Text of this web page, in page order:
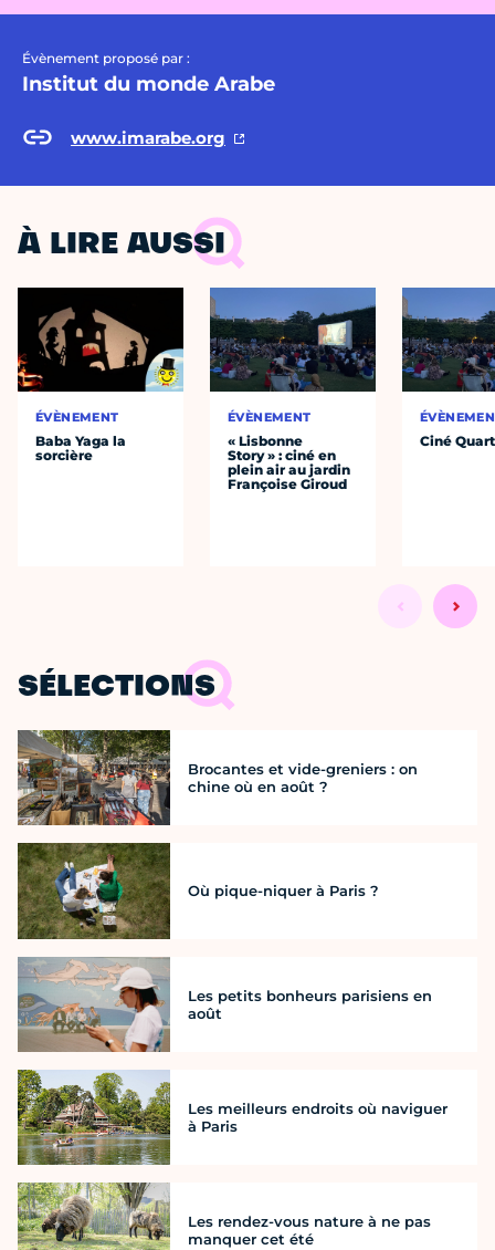
Évènement proposé par :
Institut du monde Arabe
www.imarabe.org
À LIRE AUSSI
ÉVÈNEMENT
Baba Yaga la
sorcière
ÉVÈNEMENT
« Lisbonne
Story » : ciné en
plein air au jardin
Françoise Giroud
Ciné
SÉLECTIONS
Brocantes et vide-greniers : on
chine où en août ?
Où pique-niquer à Paris ?
Les petits bonheurs parisiens en
août
Les meilleurs endroits où naviguer
à Paris
Les rendez-vous nature à ne pas
manquer cet été